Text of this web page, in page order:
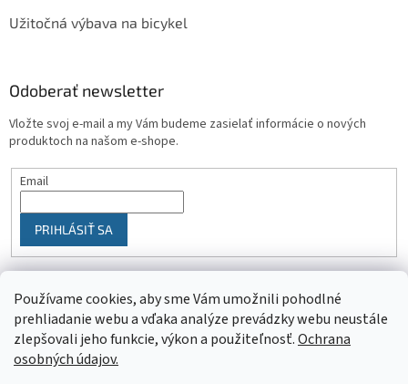
Používame cookies, aby sme Vám umožnili pohodlné
prehliadanie webu a vďaka analýze prevádzky webu neustále
zlepšovali jeho funkcie, výkon a použiteľnosť.Ochrana
osobných údajov.
Užitočná výbava na bicykel
Odoberať newsletter
Vložte svoj e-mail a my Vám budeme zasielať informácie o nových
produktoch na našom e-shope.
Email
PRIHLÁSIŤ SA